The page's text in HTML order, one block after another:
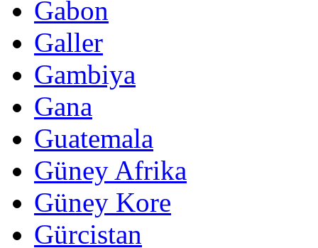
Gabon
Galler
Gambiya
Gana
Guatemala
Güney Afrika
Güney Kore
Gürcistan